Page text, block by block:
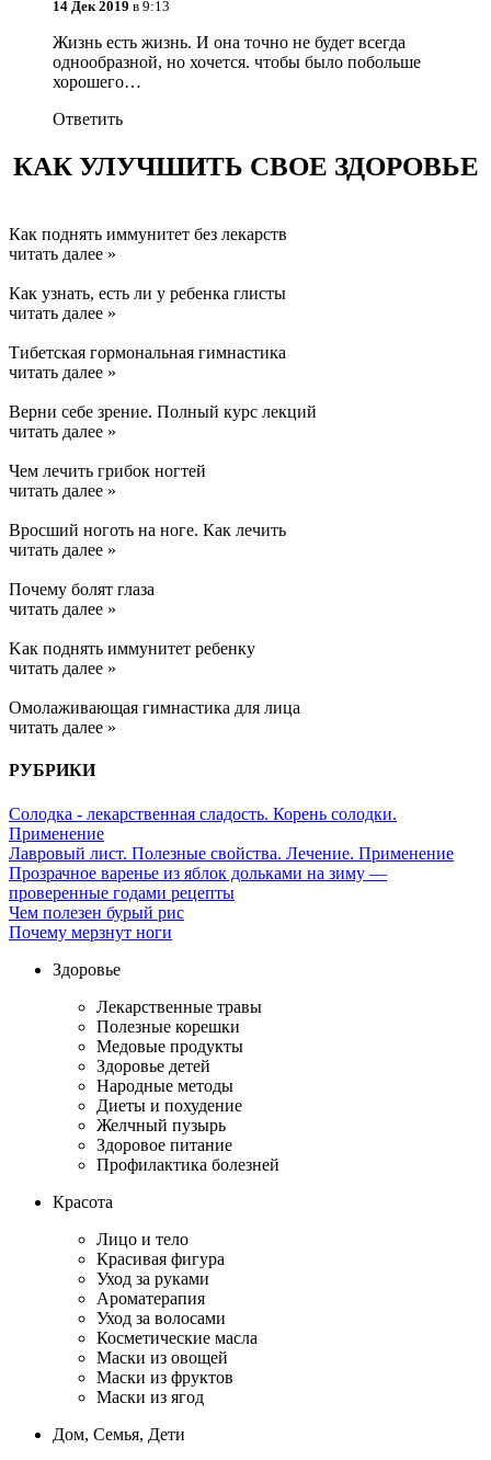
14 Дек 2019 в 9:13
Жизнь есть жизнь. И она точно не будет всегда
однообразной, но хочется. чтобы было побольше
хорошего…
Ответить
КАК УЛУЧШИТЬ СВОЕ ЗДОРОВЬЕ
Как поднять иммунитет без лекарств
читать далее »
Как узнать, есть ли у ребенка глисты
читать далее »
Тибетская гормональная гимнастика
читать далее »
Верни себе зрение. Полный курс лекций
читать далее »
Чем лечить грибок ногтей
читать далее »
Вросший ноготь на ноге. Как лечить
читать далее »
Почему болят глаза
читать далее »
Kак поднять иммунитет ребенку
читать далее »
Омолаживающая гимнастика для лица
читать далее »
РУБРИКИ
Солодка - лекарственная сладость. Корень солодки.
Применение
Лавровый лист. Полезные свойства. Лечение. Применение
Прозрачное варенье из яблок дольками на зиму —
проверенные годами рецепты
Чем полезен бурый рис
Почему мерзнут ноги
Здоровье
Лекарственные травы
Полезные корешки
Медовые продукты
Здоровье детей
Народные методы
Диеты и похудение
Желчный пузырь
Здоровое питание
Профилактика болезней
Красота
Лицо и тело
Красивая фигура
Уход за руками
Ароматерапия
Уход за волосами
Косметические масла
Маски из овощей
Маски из фруктов
Маски из ягод
Дом, Семья, Дети